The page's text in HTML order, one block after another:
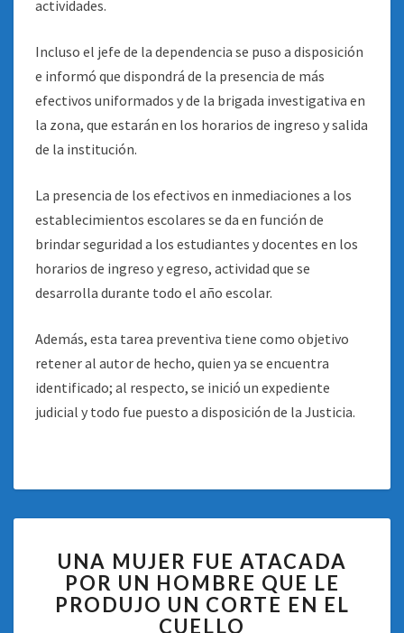
actividades.
Incluso el jefe de la dependencia se puso a disposición
e informó que dispondrá de la presencia de más
efectivos uniformados y de la brigada investigativa en
la zona, que estarán en los horarios de ingreso y salida
de la institución.
La presencia de los efectivos en inmediaciones a los
establecimientos escolares se da en función de
brindar seguridad a los estudiantes y docentes en los
horarios de ingreso y egreso, actividad que se
desarrolla durante todo el año escolar.
Además, esta tarea preventiva tiene como objetivo
retener al autor de hecho, quien ya se encuentra
identificado; al respecto, se inició un expediente
judicial y todo fue puesto a disposición de la Justicia.
MUJER
FUE
ATACADA
POR
UNA MUJER FUE ATACADA
POR UN HOMBRE QUE LE
PRODUJO UN CORTE EN EL
CUELLO